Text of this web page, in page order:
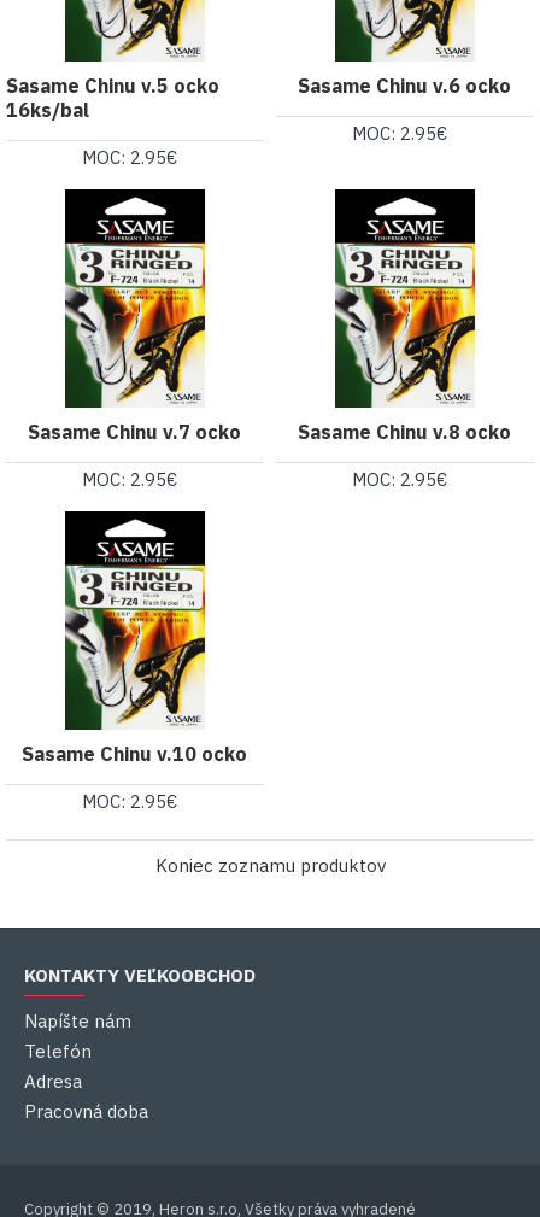
Sasame Chinu v.5 ocko
16ks/bal
MOC: 2.95€
Sasame Chinu v.6 ocko
MOC: 2.95€
Sasame Chinu v.7 ocko
MOC: 2.95€
Sasame Chinu v.8 ocko
MOC: 2.95€
Sasame Chinu v.10 ocko
MOC: 2.95€
Koniec zoznamu produktov
KONTAKTY VEĽKOOBCHOD
Napíšte nám
Telefón
Adresa
Pracovná doba
Copyright © 2019, Heron s.r.o, Všetky práva vyhradené